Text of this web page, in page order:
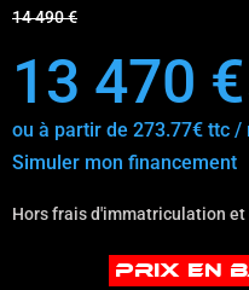
14 490 €
13 470 €
ou à partir de 273.77€ ttc /
Simuler mon financement
Hors frais d'immatriculation et
PRIX EN